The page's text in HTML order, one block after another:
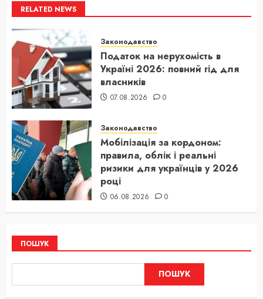
RELATED NEWS
Законодавство
Податок на нерухомість в
Україні 2026: повний гід для
власників
07.08.2026 0
Законодавство
Мобілізація за кордоном:
правила, облік і реальні
ризики для українців у 2026
році
06.08.2026 0
ПОШУК
ПОШУК